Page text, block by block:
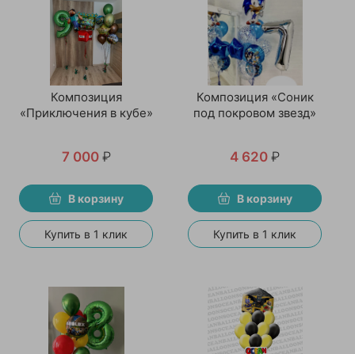
Композиция
«Приключения в кубе»
7 000 ₽
В корзину
Купить в 1 клик
Композиция «Соник
под покровом звезд»
4 620 ₽
В корзину
Купить в 1 клик